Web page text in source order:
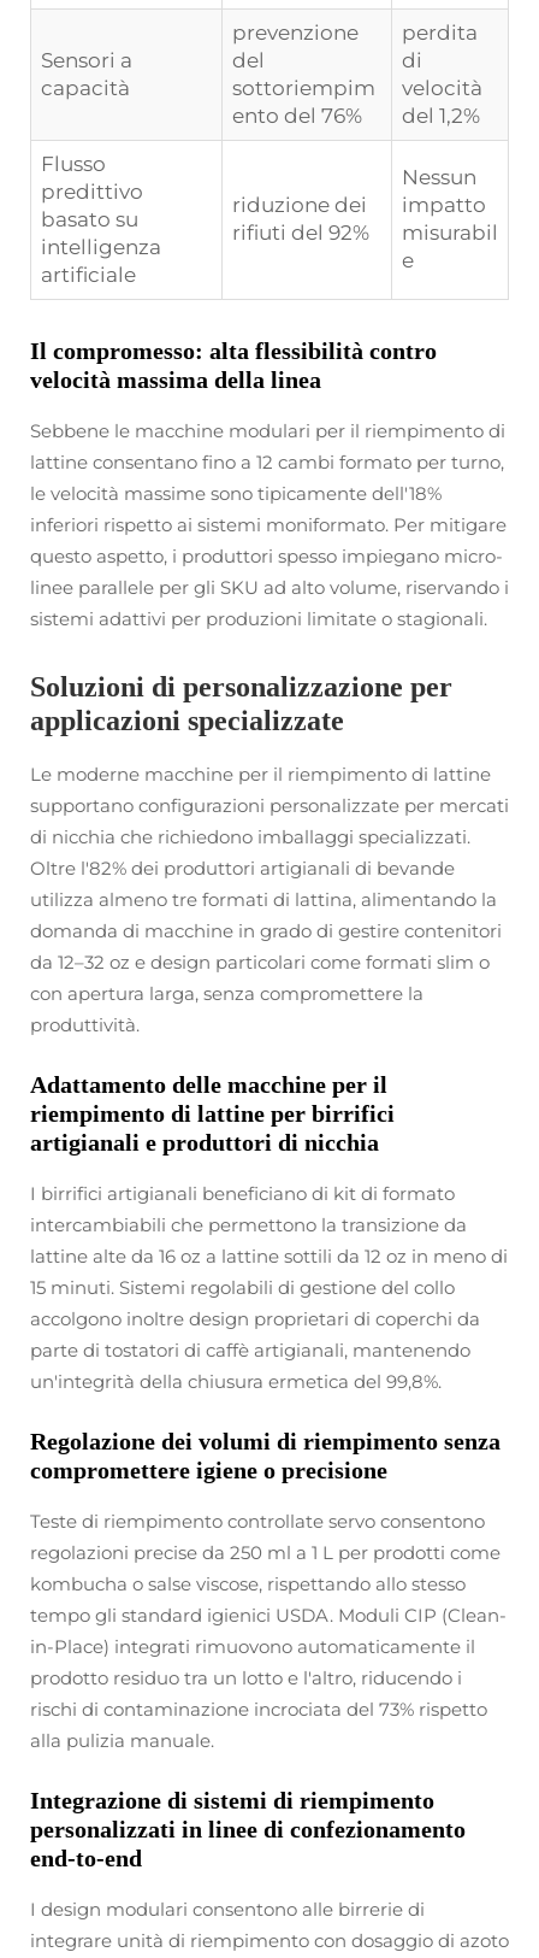
Sensori a
capacità
prevenzione
del
sottoriempim
ento del 76%
perdita
di
velocità
del 1,2%
Flusso
predittivo
basato su
intelligenza
artificiale
riduzione dei
rifiuti del 92%
Nessun
impatto
misurabil
e
Il compromesso: alta flessibilità contro
velocità massima della linea
Sebbene le macchine modulari per il riempimento di
lattine consentano fino a 12 cambi formato per turno,
le velocità massime sono tipicamente dell'18%
inferiori rispetto ai sistemi moniformato. Per mitigare
questo aspetto, i produttori spesso impiegano micro-
linee parallele per gli SKU ad alto volume, riservando i
sistemi adattivi per produzioni limitate o stagionali.
Soluzioni di personalizzazione per
applicazioni specializzate
Le moderne macchine per il riempimento di lattine
supportano configurazioni personalizzate per mercati
di nicchia che richiedono imballaggi specializzati.
Oltre l'82% dei produttori artigianali di bevande
utilizza almeno tre formati di lattina, alimentando la
domanda di macchine in grado di gestire contenitori
da 12–32 oz e design particolari come formati slim o
con apertura larga, senza compromettere la
produttività.
Adattamento delle macchine per il
riempimento di lattine per birrifici
artigianali e produttori di nicchia
I birrifici artigianali beneficiano di kit di formato
intercambiabili che permettono la transizione da
lattine alte da 16 oz a lattine sottili da 12 oz in meno di
15 minuti. Sistemi regolabili di gestione del collo
accolgono inoltre design proprietari di coperchi da
parte di tostatori di caffè artigianali, mantenendo
un'integrità della chiusura ermetica del 99,8%.
Regolazione dei volumi di riempimento senza
compromettere igiene o precisione
Teste di riempimento controllate servo consentono
regolazioni precise da 250 ml a 1 L per prodotti come
kombucha o salse viscose, rispettando allo stesso
tempo gli standard igienici USDA. Moduli CIP (Clean-
in-Place) integrati rimuovono automaticamente il
prodotto residuo tra un lotto e l'altro, riducendo i
rischi di contaminazione incrociata del 73% rispetto
alla pulizia manuale.
Integrazione di sistemi di riempimento
personalizzati in linee di confezionamento
end-to-end
I design modulari consentono alle birrerie di
integrare unità di riempimento con dosaggio di azoto